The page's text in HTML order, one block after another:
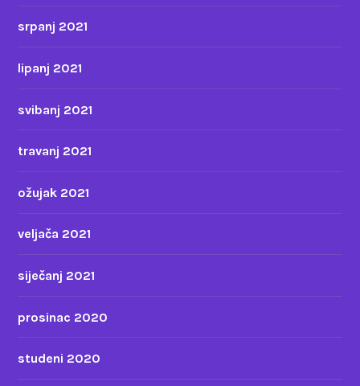
srpanj 2021
lipanj 2021
svibanj 2021
travanj 2021
ožujak 2021
veljača 2021
siječanj 2021
prosinac 2020
studeni 2020